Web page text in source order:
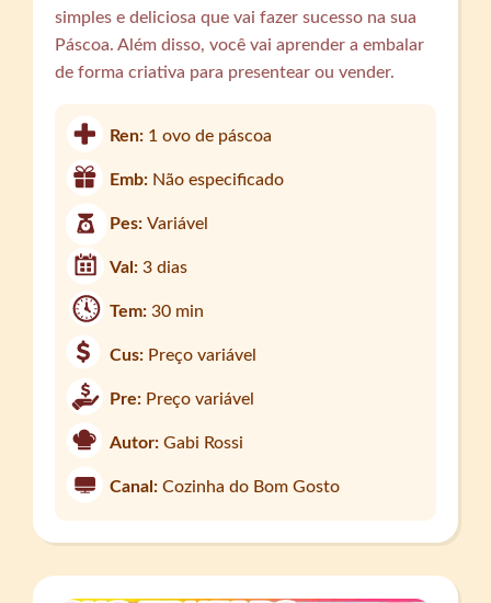
simples e deliciosa que vai fazer sucesso na sua
Páscoa. Além disso, você vai aprender a embalar
de forma criativa para presentear ou vender.
Ren: 1 ovo de páscoa
Emb: Não especificado
Pes:Variável
Val:3 dias
Tem:30 min
Cus: Preço variável
Pre: Preço variável
Autor: Gabi Rossi
Canal: Cozinha do Bom Gosto